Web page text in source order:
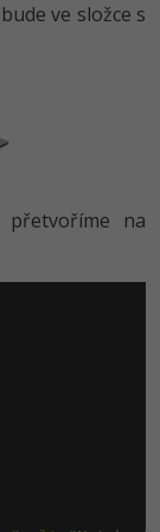
ve složce s
přetvoříme na